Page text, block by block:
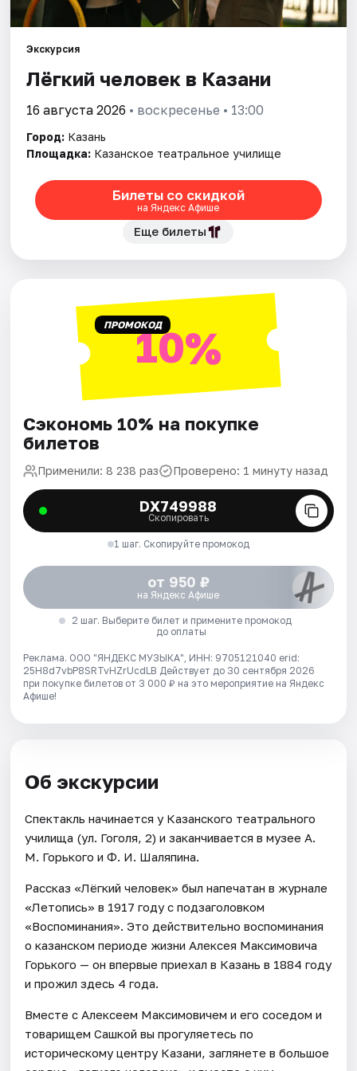
Площадки
Артисты
Рейтинги
Экскурсия
Лёгкий человек в Казани
16 августа 2026 • воскресенье • 13:00
Город: Казань
Площадка: Казанское театральное училище
Билеты со скидкой
на Яндекс Афише
Еще билеты
ПРОМОКОД10%
Сэкономь 10% на покупке
билетов
Применили: 8 238 раз Проверено: 1 минуту назад
DX749988
Скопировать
1 шаг. Скопируйте промокод
от 950 ₽
на Яндекс Афише
2 шаг. Выберите билет и примените промокод
до оплаты
Реклама. ООО "ЯНДЕКС МУЗЫКА", ИНН: 9705121040 erid:
25H8d7vbP8SRTvHZrUcdLB Действует до 30 сентября 2026
при покупке билетов от 3 000 ₽ на это мероприятие на Яндекс
Афише!
Об экскурсии
Спектакль начинается у Казанского театрального
училища (ул. Гоголя, 2) и заканчивается в музее А.
М. Горького и Ф. И. Шаляпина.
Рассказ «Лёгкий человек» был напечатан в журнале
«Летопись» в 1917 году с подзаголовком
«Воспоминания». Это действительно воспоминания
о казанском периоде жизни Алексея Максимовича
Горького — он впервые приехал в Казань в 1884 году
и прожил здесь 4 года.
Вместе с Алексеем Максимовичем и его соседом и
товарищем Сашкой вы прогуляетесь по
историческому центру Казани, заглянете в большое